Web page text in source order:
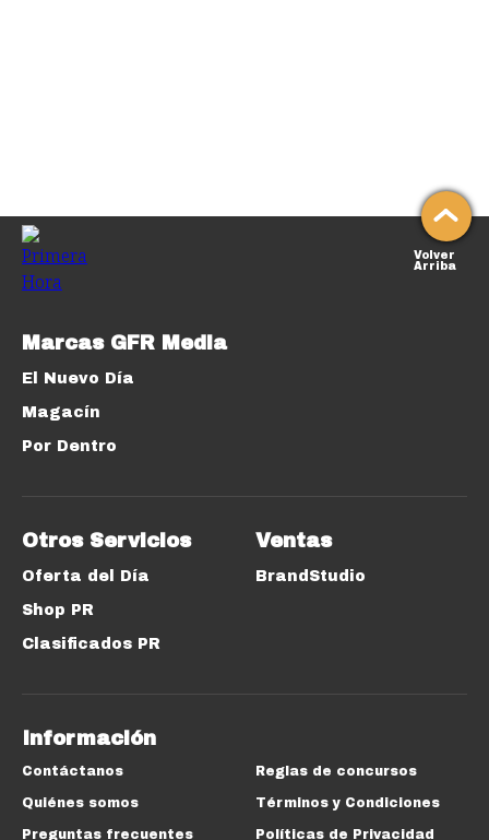
Volver
Arriba
Marcas GFR Media
El Nuevo Día
Magacín
Por Dentro
Otros Servicios
Oferta del Día
Shop PR
Clasificados PR
Ventas
BrandStudio
Información
Contáctanos
Quiénes somos
Preguntas frecuentes
Reglas de concursos
Términos y Condiciones
Políticas de Privacidad